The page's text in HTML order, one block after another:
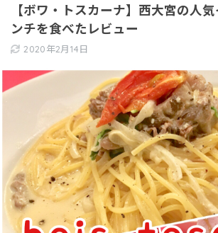
【ボワ・トスカーナ】西大宮の人
ンチを食べたレビュー
2020年2月14日